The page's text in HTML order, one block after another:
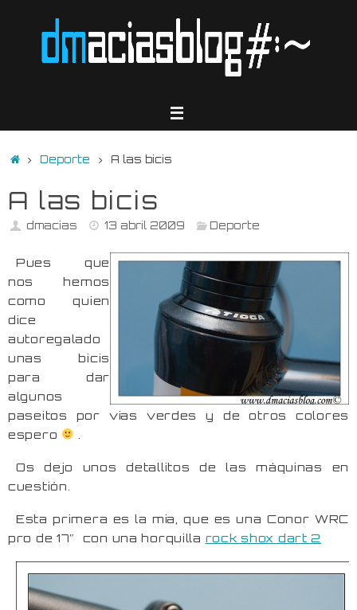
InicioDeporte A las bicis
A las bicis
dmacias 13 abril 2009 Deporte
Pues que
nos hemos
como quien
dice
autoregalado
unas bicis
para dar
algunos
paseitos por vias verdes y de otros colores
espero
.
Os dejo unos detallitos de las máquinas en
cuestión.
Esta primera es la mia, que es una Conor WRC
pro de 17″ con una horquilla rock shox dart 2